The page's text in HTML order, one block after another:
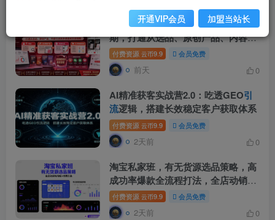
小红书虚拟产品14天实战变现营第七
期，打通从选品、原创产品、内容引
流到多渠道成交全链路
付费资源 云币9.9 会员免费
前天 0
AI精准获客实战营2.0：吃透GEO引
流逻辑，搭建长效稳定客户获取体系
付费资源 云币9.9 会员免费
2天前 0
淘宝私家班，有无货源选品策略，高
成功率爆款全流程打法，全店动销与
淘短+付费引流 (更新2026年08月05
日)
付费资源 云币9.9 会员免费
2天前 0
开通VIP会员 加盟当站长